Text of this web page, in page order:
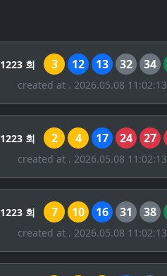
1223 회 3 12 13 32 34
created at . 2026.05.08 11:02:13
1223 회 2 4 17 24 27
created at . 2026.05.08 11:02:13
1223 회 7 10 16 31 38
created at . 2026.05.08 11:02:13